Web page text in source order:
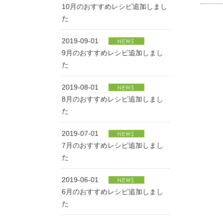
10月のおすすめレシピ追加しまし
た
2019-09-01
9月のおすすめレシピ追加しまし
た
2019-08-01
8月のおすすめレシピ追加しまし
た
2019-07-01
7月のおすすめレシピ追加しまし
た
2019-06-01
6月のおすすめレシピ追加しまし
た